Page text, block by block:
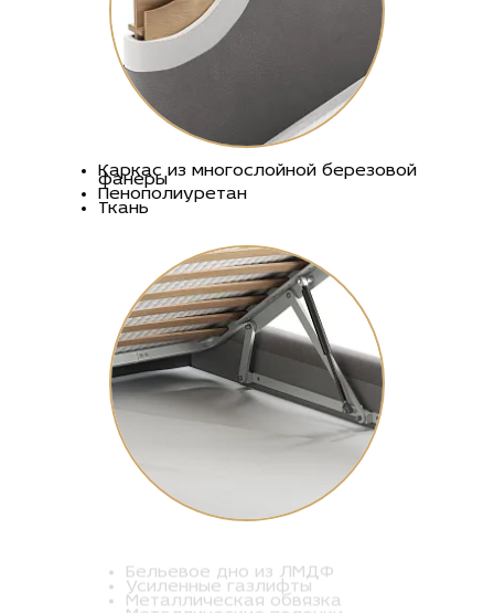
Каркас из многослойной березовой
фанеры
Пенополиуретан
Ткань
Усиленные газлифты
Металлическая обвязка
Металлические полочки
под ортопедическое основание